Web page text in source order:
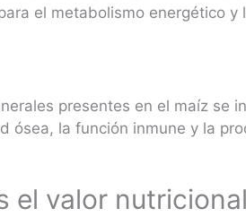
el metabolismo energético
presentes en el maíz se
ósea, la función inmune y la
el valor